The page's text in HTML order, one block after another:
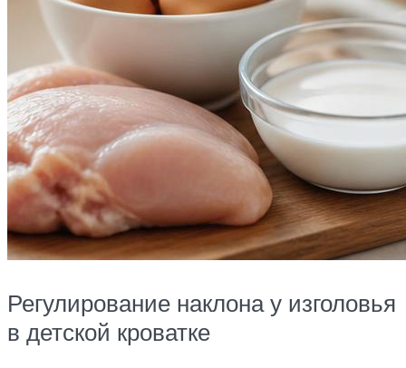
Регулирование наклона у изголовья
в детской кроватке